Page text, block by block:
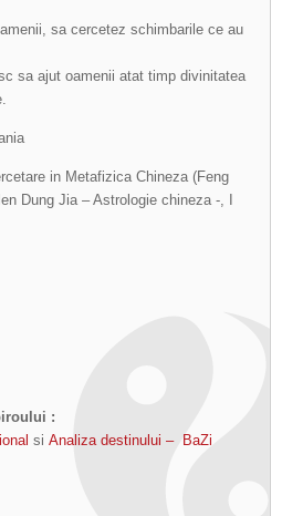
sa cercetez schimbarile ce au
sa ajut oamenii atat timp divinitatea
in Metafizica Chineza (Feng
Dung Jia – Astrologie chineza -, I
:
si Analiza destinului – BaZi